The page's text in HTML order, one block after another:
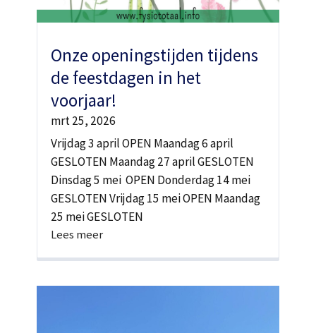
Onze openingstijden tijdens
de feestdagen in het
voorjaar!
mrt 25, 2026
Vrijdag 3 april OPEN Maandag 6 april
GESLOTEN Maandag 27 april GESLOTEN
Dinsdag 5 mei OPEN Donderdag 14 mei
GESLOTEN Vrijdag 15 mei OPEN Maandag
25 mei GESLOTEN
Lees meer